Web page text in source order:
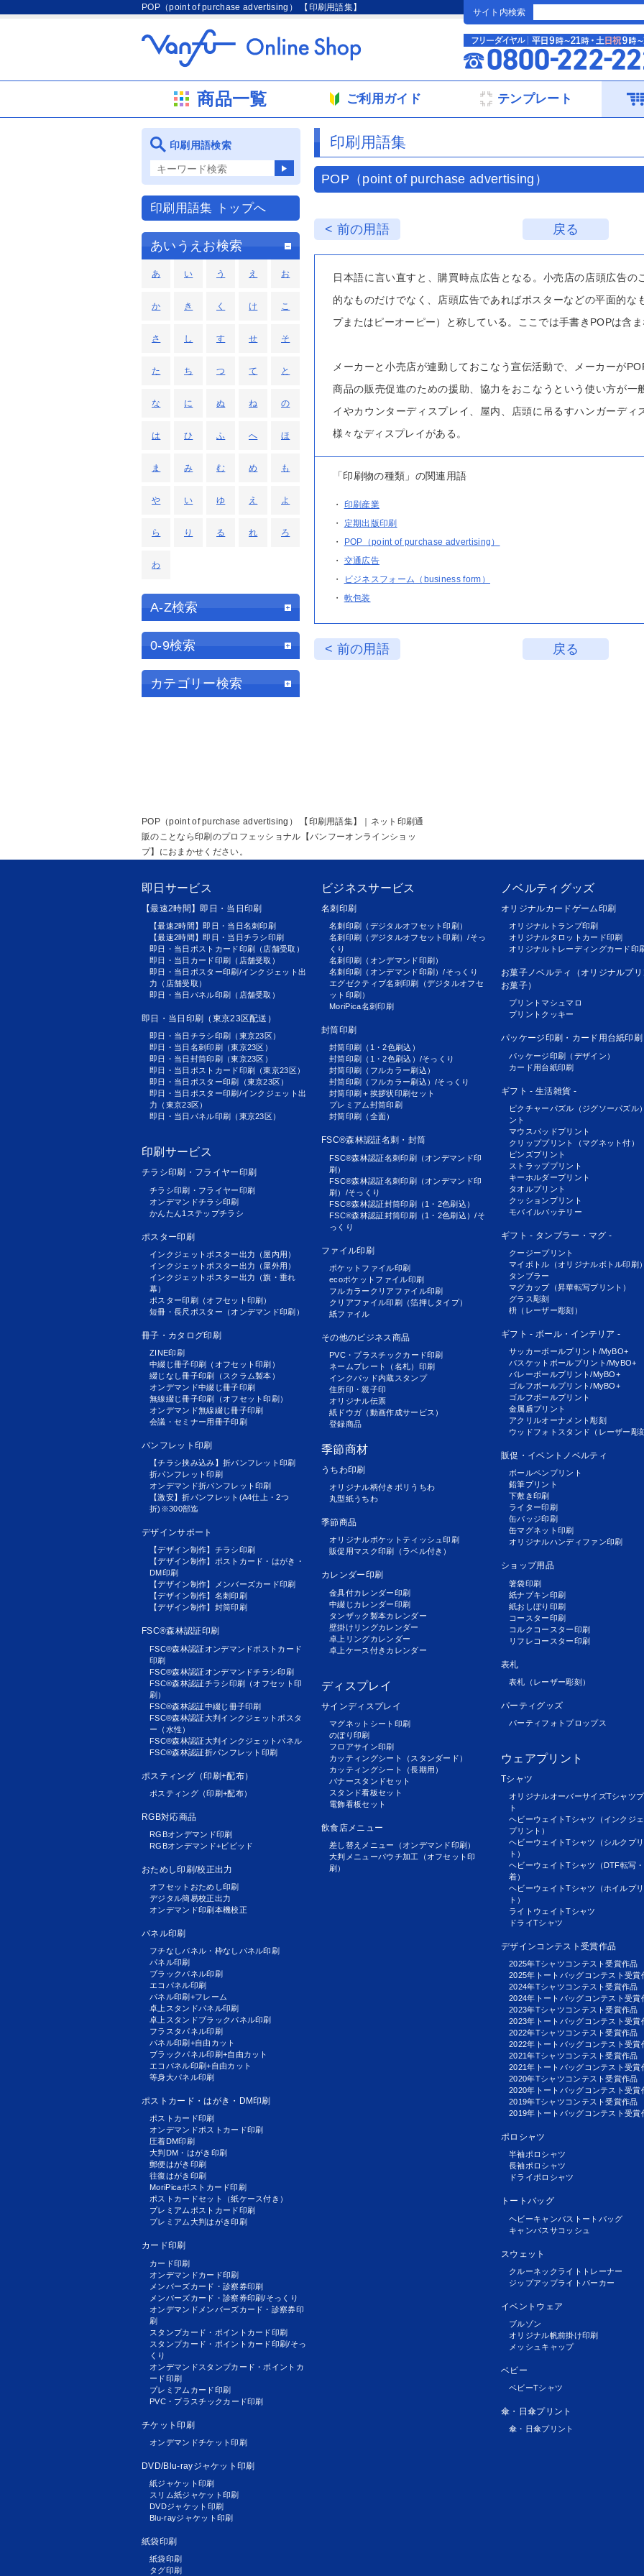
POP（point of purchase advertising） 【印刷用語集】 サイト内検索
商品一覧 ご利用ガイド テンプレート
印刷用語集
POP（point of purchase advertising）
< 前の用語 戻る
日本語に言い直すと、購買時点広告となる。小売店の店頭広告の
的なものだけでなく、店頭広告であればポスターなどの平面的な
プまたはピーオーピー）と称している。ここでは手書きPOPは含
メーカーと小売店が連動しておこなう宣伝活動で、メーカーが
商品の販売促進のための援助、協力をおこなうという使い方が一
イやカウンターディスプレイ、屋内、店頭に吊るすハンガーディ
様々なディスプレイがある。
「印刷物の種類」の関連用語
・ 印刷産業
・ 定期出版印刷
・
POP（point of purchase advertising）
・ 交通広告
・
ビジネスフォーム（business form）
・ 軟包装
< 前の用語 戻る
印刷用語検索
印刷用語集 トップへ
あいうえお検索
あ い う え お
か き く け こ
さ し す せ そ
た ち つ て と
な に ぬ ね の
は ひ ふ へ ほ
ま み む め も
や い ゆ え よ
ら り る れ ろ
わ
A-Z検索
0-9検索
カテゴリー検索
POP（point of purchase advertising） 【印刷用語集】｜ネット印刷通
販のことなら印刷のプロフェッショナル【バンフーオンラインショッ
プ】におまかせください。
即日サービス
【最速2時間】即日・当日印刷
【最速2時間】即日・当日名刺印刷
【最速2時間】即日・当日チラシ印刷
即日・当日ポストカード印刷（店舗受取）
即日・当日カード印刷（店舗受取）
即日・当日ポスター印刷/インクジェット出
力（店舗受取）
即日・当日パネル印刷（店舗受取）
即日・当日印刷（東京23区配送）
即日・当日チラシ印刷（東京23区）
即日・当日名刺印刷（東京23区）
即日・当日封筒印刷（東京23区）
即日・当日ポストカード印刷（東京23区）
即日・当日ポスター印刷（東京23区）
即日・当日ポスター印刷/インクジェット出
力（東京23区）
即日・当日パネル印刷（東京23区）
印刷サービス
チラシ印刷・フライヤー印刷
チラシ印刷・フライヤー印刷
オンデマンドチラシ印刷
かんたん1ステップチラシ
ポスター印刷
インクジェットポスター出力（屋内用）
インクジェットポスター出力（屋外用）
インクジェットポスター出力（旗・垂れ
幕）
ポスター印刷（オフセット印刷）
短冊・長尺ポスター（オンデマンド印刷）
冊子・カタログ印刷
ZINE印刷
中綴じ冊子印刷（オフセット印刷）
綴じなし冊子印刷（スクラム製本）
オンデマンド中綴じ冊子印刷
無線綴じ冊子印刷（オフセット印刷）
オンデマンド無線綴じ冊子印刷
会議・セミナー用冊子印刷
パンフレット印刷
【チラシ挟み込み】折パンフレット印刷
折パンフレット印刷
オンデマンド折パンフレット印刷
【激安】折パンフレット(A4仕上・2つ
折)※300部迄
デザインサポート
【デザイン制作】チラシ印刷
【デザイン制作】ポストカード・はがき・
DM印刷
【デザイン制作】メンバーズカード印刷
【デザイン制作】名刺印刷
【デザイン制作】封筒印刷
FSC®森林認証印刷
FSC®森林認証オンデマンドポストカード
印刷
FSC®森林認証オンデマンドチラシ印刷
FSC®森林認証チラシ印刷（オフセット印
刷）
FSC®森林認証中綴じ冊子印刷
FSC®森林認証大判インクジェットポスタ
ー（水性）
FSC®森林認証大判インクジェットパネル
FSC®森林認証折パンフレット印刷
ポスティング（印刷+配布）
ポスティング（印刷+配布）
RGB対応商品
RGBオンデマンド印刷
RGBオンデマンド+ビビッド
おためし印刷/校正出力
オフセットおためし印刷
デジタル簡易校正出力
オンデマンド印刷本機校正
パネル印刷
フチなしパネル・枠なしパネル印刷
パネル印刷
ブラックパネル印刷
エコパネル印刷
パネル印刷+フレーム
卓上スタンドパネル印刷
卓上スタンドブラックパネル印刷
フラスタパネル印刷
パネル印刷+自由カット
ブラックパネル印刷+自由カット
エコパネル印刷+自由カット
等身大パネル印刷
ポストカード・はがき・DM印刷
ポストカード印刷
オンデマンドポストカード印刷
圧着DM印刷
大判DM・はがき印刷
郵便はがき印刷
往復はがき印刷
MoriPicaポストカード印刷
ポストカードセット（紙ケース付き）
プレミアムポストカード印刷
プレミアム大判はがき印刷
カード印刷
カード印刷
オンデマンドカード印刷
メンバーズカード・診察券印刷
メンバーズカード・診察券印刷/そっくり
オンデマンドメンバーズカード・診察券印
刷
スタンプカード・ポイントカード印刷
スタンプカード・ポイントカード印刷/そっ
くり
オンデマンドスタンプカード・ポイントカ
ード印刷
プレミアムカード印刷
PVC・プラスチックカード印刷
チケット印刷
オンデマンドチケット印刷
DVD/Blu-rayジャケット印刷
紙ジャケット印刷
スリム紙ジャケット印刷
DVDジャケット印刷
Blu-rayジャケット印刷
紙袋印刷
紙袋印刷
タグ印刷
ビジネスサービス
名刺印刷
名刺印刷（デジタルオフセット印刷）
名刺印刷（デジタルオフセット印刷）/そっ
くり
名刺印刷（オンデマンド印刷）
名刺印刷（オンデマンド印刷）/そっくり
エグゼクティブ名刺印刷（デジタルオフセ
ット印刷）
MoriPica名刺印刷
封筒印刷
封筒印刷（1・2色刷込）
封筒印刷（1・2色刷込）/そっくり
封筒印刷（フルカラー刷込）
封筒印刷（フルカラー刷込）/そっくり
封筒印刷＋挨拶状印刷セット
プレミアム封筒印刷
封筒印刷（全面）
FSC®森林認証名刺・封筒
FSC®森林認証名刺印刷（オンデマンド印
刷）
FSC®森林認証名刺印刷（オンデマンド印
刷）/そっくり
FSC®森林認証封筒印刷（1・2色刷込）
FSC®森林認証封筒印刷（1・2色刷込）/そ
っくり
ファイル印刷
ポケットファイル印刷
ecoポケットファイル印刷
フルカラークリアファイル印刷
クリアファイル印刷（箔押しタイプ）
紙ファイル
その他のビジネス商品
PVC・プラスチックカード印刷
ネームプレート（名札）印刷
インクパッド内蔵スタンプ
住所印・親子印
オリジナル伝票
紙ドウガ（動画作成サービス）
登録商品
季節商材
うちわ印刷
オリジナル柄付きポリうちわ
丸型紙うちわ
季節商品
オリジナルポケットティッシュ印刷
販促用マスク印刷（ラベル付き）
カレンダー印刷
金具付カレンダー印刷
中綴じカレンダー印刷
タンザック製本カレンダー
壁掛けリングカレンダー
卓上リングカレンダー
卓上ケース付きカレンダー
ディスプレイ
サインディスプレイ
マグネットシート印刷
のぼり印刷
フロアサイン印刷
カッティングシート（スタンダード）
カッティングシート（長期用）
バナースタンドセット
スタンド看板セット
電飾看板セット
飲食店メニュー
差し替えメニュー（オンデマンド印刷）
大判メニューパウチ加工（オフセット印
刷）
ノベルティグッズ
オリジナルカードゲーム印刷
オリジナルトランプ印刷
オリジナルタロットカード印刷
オリジナルトレーディングカード印
お菓子ノベルティ（オリジナルプ
お菓子）
プリントマシュマロ
プリントクッキー
パッケージ印刷・カード用台紙印刷
パッケージ印刷（デザイン）
カード用台紙印刷
ギフト - 生活雑貨 -
ピクチャーパズル（ジグソーパズル
ント
マウスパッドプリント
クリッププリント（マグネット付）
ピンズプリント
ストラッププリント
キーホルダープリント
タオルプリント
クッションプリント
モバイルバッテリー
ギフト - タンブラー・マグ -
クージープリント
マイボトル（オリジナルボトル印刷
タンブラー
マグカップ（昇華転写プリント）
グラス彫刻
枡（レーザー彫刻）
ギフト - ボール・インテリア -
サッカーボールプリント/MyBO+
バスケットボールプリント/MyBO+
バレーボールプリント/MyBO+
ゴルフボールプリント/MyBO+
ゴルフボールプリント
金属盾プリント
アクリルオーナメント彫刻
ウッドフォトスタンド（レーザー彫
販促・イベントノベルティ
ボールペンプリント
鉛筆プリント
下敷き印刷
ライター印刷
缶バッジ印刷
缶マグネット印刷
オリジナルハンディファン印刷
ショップ用品
箸袋印刷
紙ナプキン印刷
紙おしぼり印刷
コースター印刷
コルクコースター印刷
リフレコースター印刷
表札
表札（レーザー彫刻）
パーティグッズ
パーティフォトプロップス
ウェアプリント
Tシャツ
オリジナルオーバーサイズTシャツ
ト
ヘビーウェイトTシャツ（インクジ
プリント）
ヘビーウェイトTシャツ（シルクプ
ト）
ヘビーウェイトTシャツ（DTF転写
着）
ヘビーウェイトTシャツ（ホイルプ
ト）
ライトウェイトTシャツ
ドライTシャツ
デザインコンテスト受賞作品
2025年Tシャツコンテスト受賞作品
2025年トートバッグコンテスト受賞
2024年Tシャツコンテスト受賞作品
2024年トートバッグコンテスト受賞
2023年Tシャツコンテスト受賞作品
2023年トートバッグコンテスト受賞
2022年Tシャツコンテスト受賞作品
2022年トートバッグコンテスト受賞
2021年Tシャツコンテスト受賞作品
2021年トートバッグコンテスト受賞
2020年Tシャツコンテスト受賞作品
2020年トートバッグコンテスト受賞
2019年Tシャツコンテスト受賞作品
2019年トートバッグコンテスト受賞
ポロシャツ
半袖ポロシャツ
長袖ポロシャツ
ドライポロシャツ
トートバッグ
ヘビーキャンバストートバッグ
キャンバスサコッシュ
スウェット
クルーネックライトトレーナー
ジップアップライトパーカー
イベントウェア
ブルゾン
オリジナル帆前掛け印刷
メッシュキャップ
ベビー
ベビーTシャツ
傘・日傘プリント
傘・日傘プリント